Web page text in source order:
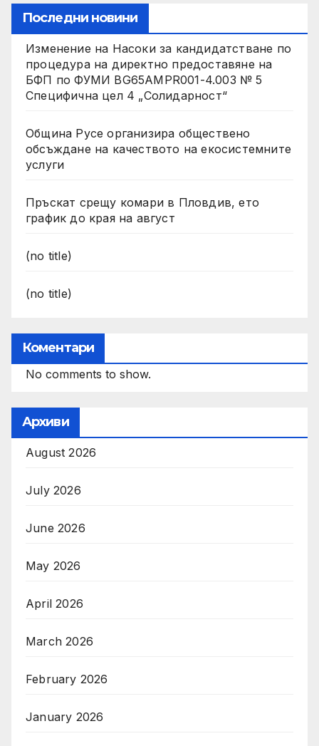
Последни новини
Изменение на Насоки за кандидатстване по
процедура на директно предоставяне на
БФП по ФУМИ BG65AMPR001-4.003 № 5
Специфична цел 4 „Солидарност“
Община Русе организира обществено
обсъждане на качеството на екосистемните
услуги
Пръскат срещу комари в Пловдив, ето
график до края на август
(no title)
(no title)
Коментари
No comments to show.
Архиви
August 2026
July 2026
June 2026
May 2026
April 2026
March 2026
February 2026
January 2026